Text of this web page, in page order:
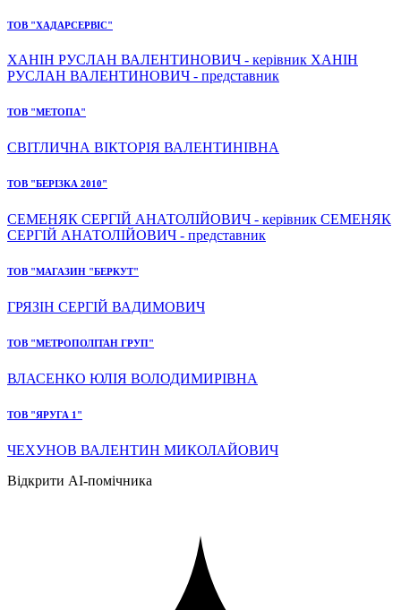
ТОВ "ХАДАРСЕРВІС"
ХАНІН РУСЛАН ВАЛЕНТИНОВИЧ - керівник ХАНІН
РУСЛАН ВАЛЕНТИНОВИЧ - представник
ТОВ "МЕТОПА"
СВІТЛИЧНА ВІКТОРІЯ ВАЛЕНТИНІВНА
ТОВ "БЕРІЗКА 2010"
СЕМЕНЯК СЕРГІЙ АНАТОЛІЙОВИЧ - керівник СЕМЕНЯК
СЕРГІЙ АНАТОЛІЙОВИЧ - представник
ТОВ "МАГАЗИН "БЕРКУТ"
ГРЯЗІН СЕРГІЙ ВАДИМОВИЧ
ТОВ "МЕТРОПОЛІТАН ГРУП"
ВЛАСЕНКО ЮЛІЯ ВОЛОДИМИРІВНА
ТОВ "ЯРУГА 1"
ЧЕХУНОВ ВАЛЕНТИН МИКОЛАЙОВИЧ
Відкрити AI-помічника